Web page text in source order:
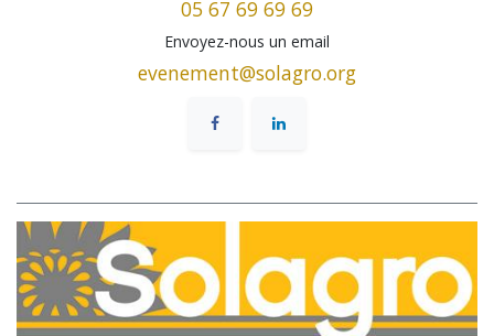
05 67 69 69 69
Envoyez-nous un email
evenement@solagro.org